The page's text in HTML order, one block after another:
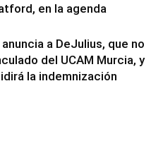
en la agenda
a DeJulius, que no
del UCAM Murcia, y
la indemnización